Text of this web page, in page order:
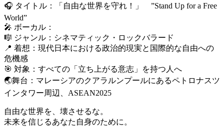
🎧 タイトル：「自由な世界を守れ！」 ”Stand Up for a Free
World”
🎤 ボーカル：
🎼 ジャンル：シネマティック・ロックバラード
📍 着想：現代日本における政治的現実と国際的な自由への
危機感
🎯 対象：すべての「立ち上がる意志」を持つ人へ
🌏舞台：マレーシアのクアラルンプールにあるペトロナスツ
インタワー周辺、ASEAN2025
自由な世界を、壊させるな。
未来を信じるあなた自身のために。